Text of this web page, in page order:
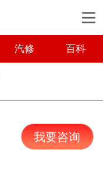
汽修 百科
我要咨询